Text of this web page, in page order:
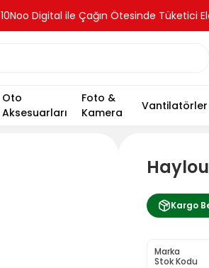
10Noo Digital ile Çağın Ötesinde Tüketici
Oto
Aksesuarları
Foto &
Kamera
Vantilatörler
Kargo
Marka
Stok Kodu